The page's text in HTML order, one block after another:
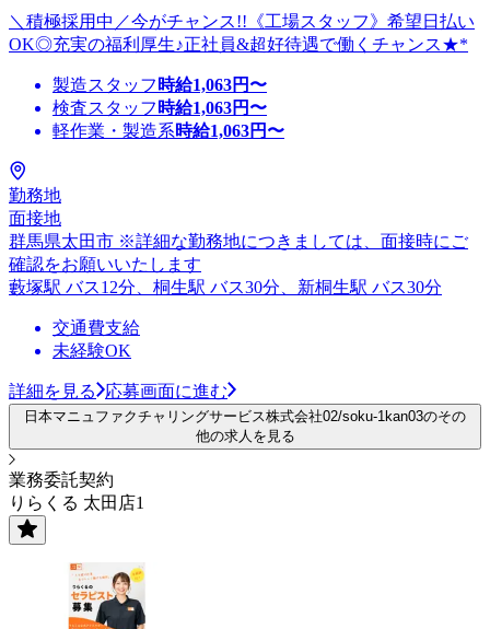
＼積極採用中／今がチャンス!!《工場スタッフ》希望日払い
OK◎充実の福利厚生♪正社員&超好待遇で働くチャンス★*
製造スタッフ 時給1,063円〜
検査スタッフ 時給1,063円〜
軽作業・製造系時給1,063円〜
勤務地
面接地
群馬県太田市 ※詳細な勤務地につきましては、面接時にご
確認をお願いいたします
藪塚駅 バス12分、桐生駅 バス30分、新桐生駅 バス30分
交通費支給
未経験OK
詳細を見る 応募画面に進む
日本マニュファクチャリングサービス株式会社02/soku-1kan03のその
他の求人を見る
業務委託契約
りらくる 太田店1